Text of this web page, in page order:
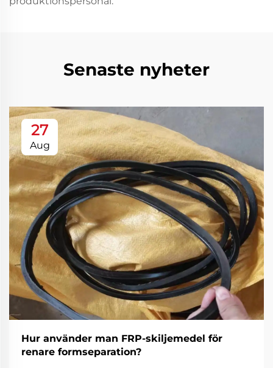
Senaste nyheter
27
Aug
Hur använder man FRP-skiljemedel för
renare formseparation?